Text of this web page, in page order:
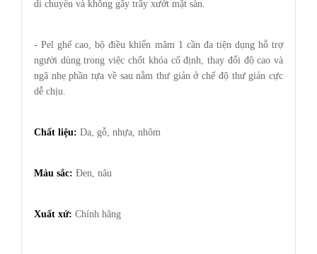
di chuyển và không gây trầy xướt mặt sàn.
- Pel ghế cao, bộ điều khiển mâm 1 cần đa tiện dụng hỗ trợ
người dùng trong việc chốt khóa cố định, thay đổi độ cao và
ngã nhẹ phần tựa về sau nằm thư giản ở chế độ thư giản cực
dễ chịu.
Chất liệu: Da, gỗ, nhựa, nhôm
Màu sắc: Đen, nâu
Xuất xứ: Chính hãng